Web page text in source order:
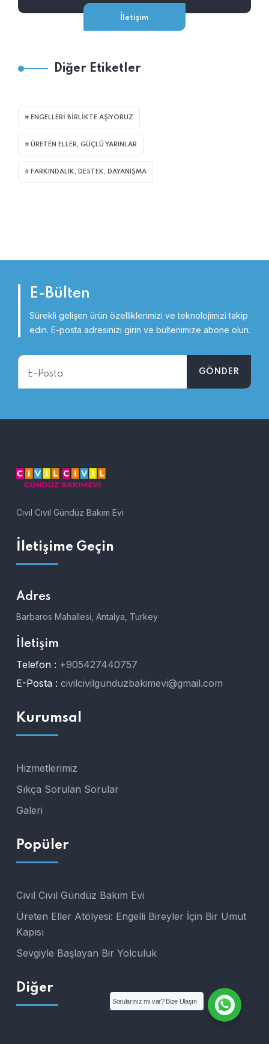
İletişim
Diğer Etiketler
ENGELLERI BIRLIKTE AŞIYORUZ
ÜRETEN ELLER, GÜÇLÜ YARINLAR
FARKINDALIK, DESTEK, DAYANIŞMA
E-Bülten
Sürekli gelişen ürün özelliklerimizi ve teknolojimizi takip
edin. E-posta adresinizi girin ve bültenimize abone olun.
Cıvıl Cıvıl Gündüz Bakım Evi
İletişime Geçin
Adres
Barbaros Mahallesi, Antalya, Turkey
İletişim
Telefon : +905427440757
E-Posta : civilcivilgunduzbakimevi@gmail.com
Kurumsal
Hizmetlerimiz
Sıkça Sorulan Sorular
Galeri
Popüler
Cıvıl Cıvıl Gündüz Bakım Evi
Üreten Eller Atölyesi: Engelli Bireyler İçin Bir Umut
Kapısı
Sevgiyle Başlayan Bir Yolculuk
Diğer
Sorularınız mı var? Bize Ulaşın